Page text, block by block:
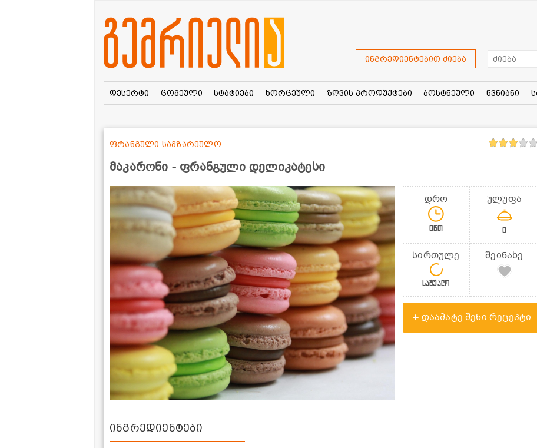
ინგრედიენტებით ძიება
დესერტი ცომეული სტატიები ხორცეული ზღვის პროდუქტები ბოსტნეული წვნიანი
მაკარონი - ფრანგული დელიკატესი
ფრანგული სამზარეულო
დრო
0წთ
ულუფა
0
სირთულე
საშუალო
შეინახე
დაამატე შენი რეცეპტი
ინგრედიენტები